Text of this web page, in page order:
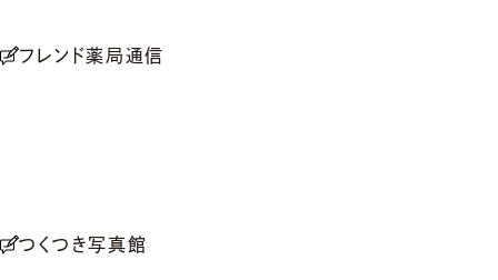
フレンド薬局通信
つくつき写真館